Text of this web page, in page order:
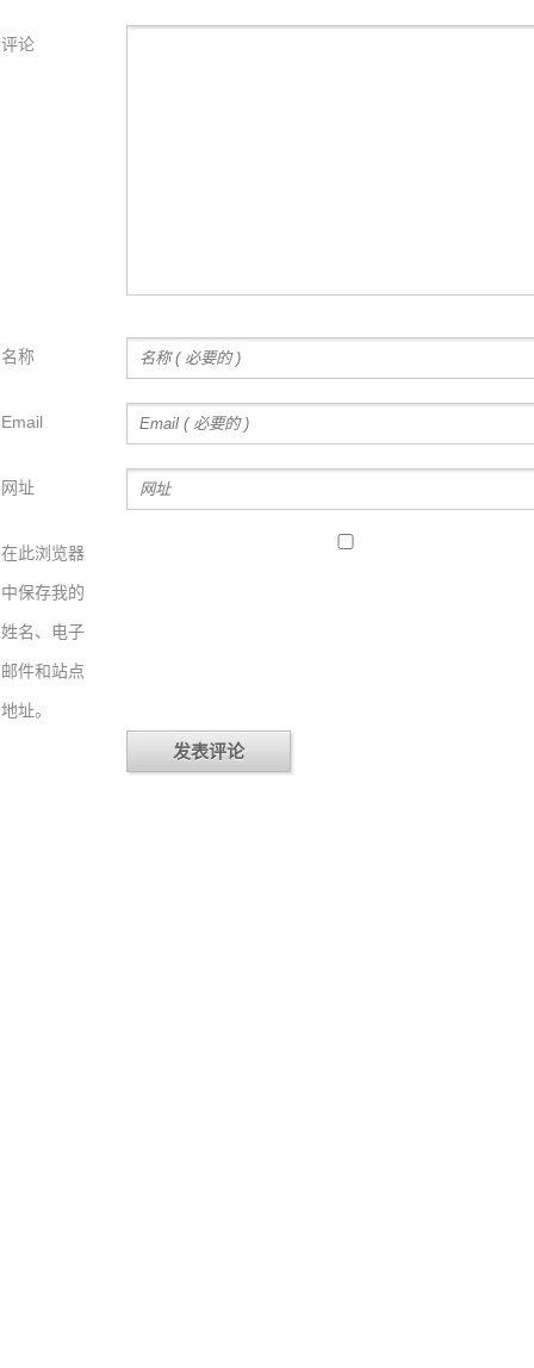
评论
名称
Email
网址
在此浏览器
中保存我的
姓名、电子
邮件和站点
地址。